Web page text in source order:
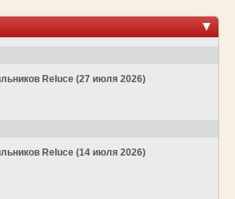
Reluce (27 июля 2026)
Reluce (14 июля 2026)